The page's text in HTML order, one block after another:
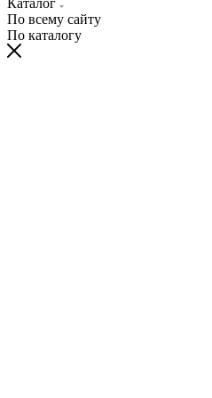
Каталог
По всему сайту
По каталогу